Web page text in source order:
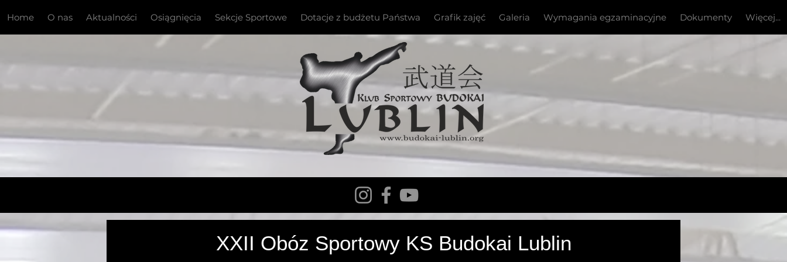
Home O nas Aktualności Osiągnięcia Sekcje Sportowe Dotacje z budżetu Państwa Grafik zajęć Galeria Wymagania egzaminacyjne Dokumenty Więcej...
Mistrzostwa Europy Kyokushin WKB -Turcja
XXII Obóz Sportowy KS Budokai Lublin